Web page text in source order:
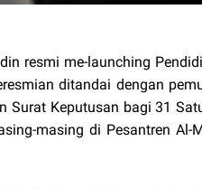
resmi me-launching
ditandai dengan
Surat Keputusan bagi 31
masing di Pesantren